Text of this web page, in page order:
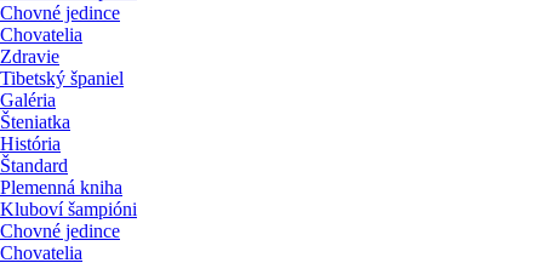
Chovné jedince
Chovatelia
Zdravie
Tibetský španiel
Galéria
Šteniatka
História
Štandard
Plemenná kniha
Kluboví šampióni
Chovné jedince
Chovatelia